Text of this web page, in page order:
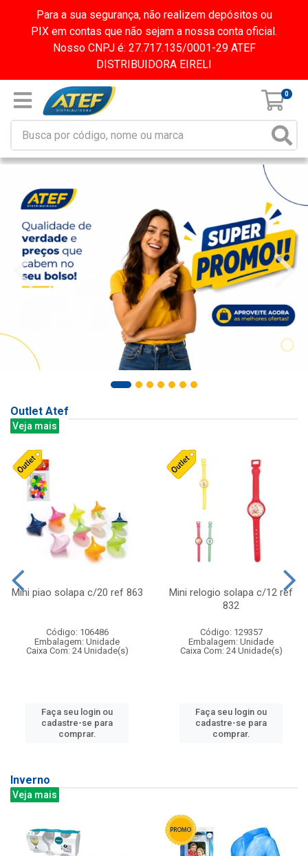
Para a sua segurança, não realizem depósitos ou
PIX em contas que não sejam a nossa conta oficial.
Nosso CNPJ é: 27.717.135/0001-29 ATEF
DISTRIBUIDORA EIRELI
0
Outlet Atef
Veja mais
Mini piao solapa c/20 ref 863
Código: 106486
Embalagem: Unidade
Caixa Com: 24 Unidade(s)
Faça seu login ou
cadastre-se para
comprar.
Mini relogio solapa c/12 ref
832
Código: 129357
Embalagem: Unidade
Caixa Com: 24 Unidade(s)
Faça seu login ou
cadastre-se para
comprar.
Inverno
Veja mais